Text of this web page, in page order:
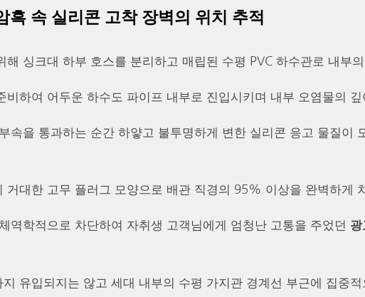
흑 속 실리콘 고착 장벽의 위치 추적
싱크대 하부 호스를 분리하고 매립된 수평 PVC 하수관로 내부
하여 어두운 하수도 파이프 내부로 진입시키며 내부 오염물의 깊
속을 통과하는 순간 하얗고 불투명하게 변한 실리콘 응고 물질이
거대한 고무 플러그 모양으로 배관 직경의 95% 이상을 완벽하게
역학적으로 차단하여 자취생 고객님에게 엄청난 고통을 주었던 광
유입되지는 않고 세대 내부의 수평 가지관 경계선 부근에 집중적